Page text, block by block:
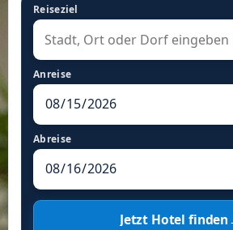
Reiseziel
Anreise
Abreise
Jetzt Hotel finden